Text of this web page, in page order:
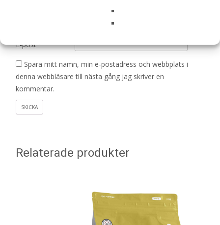
E-post*
Spara mitt namn, min e-postadress och webbplats i
denna webbläsare till nästa gång jag skriver en
kommentar.
Relaterade produkter